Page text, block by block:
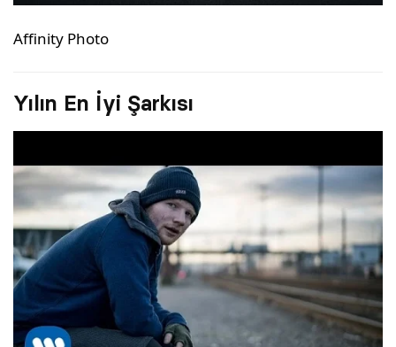
Affinity Photo
Yılın En İyi Şarkısı